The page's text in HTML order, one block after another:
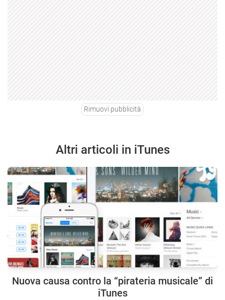
Rimuovi pubblicità
Altri articoli in iTunes
Nuova causa contro la “pirateria musicale” di
iTunes